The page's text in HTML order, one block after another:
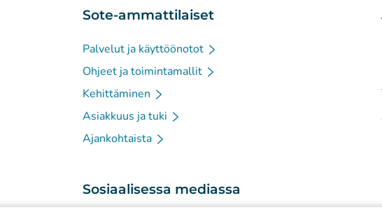
Sote-ammattilaiset
Palvelut ja käyttöönotot
Ohjeet ja toimintamallit
Kehittäminen
Asiakkuus ja tuki
Ajankohtaista
Sosiaalisessa mediassa